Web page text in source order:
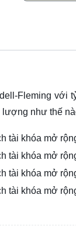
Fleming với
như thế
tài khóa mở
tài khóa mở
tài khóa mở
tài khóa mở